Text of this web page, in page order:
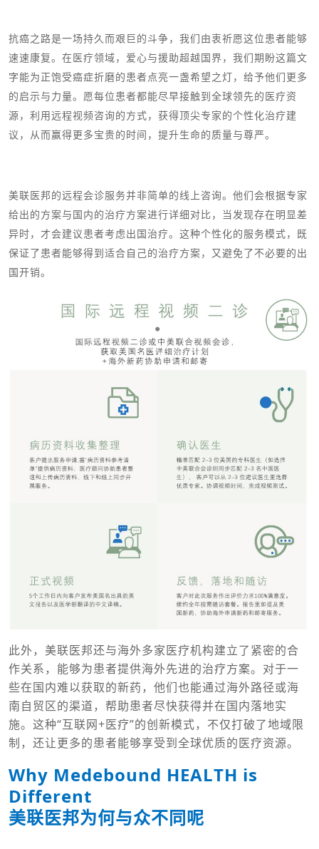
抗癌之路是一场持久而艰巨的斗争，我们由衷祈愿这位患者能够
速速康复。在医疗领域，爱心与援助超越国界，我们期盼这篇文
字能为正饱受癌症折磨的患者点亮一盏希望之灯，给予他们更多
的启示与力量。愿每位患者都能尽早接触到全球领先的医疗资
源，利用远程视频咨询的方式，获得顶尖专家的个性化治疗建
议，从而赢得更多宝贵的时间，提升生命的质量与尊严。
美联医邦的远程会诊服务并非简单的线上咨询。他们会根据专家
给出的方案与国内的治疗方案进行详细对比，当发现存在明显差
异时，才会建议患者考虑出国治疗。这种个性化的服务模式，既
保证了患者能够得到适合自己的治疗方案，又避免了不必要的出
国开销。
此外，美联医邦还与海外多家医疗机构建立了紧密的合
作关系，能够为患者提供海外先进的治疗方案。对于一
些在国内难以获取的新药，他们也能通过海外路径或海
南自贸区的渠道，帮助患者尽快获得并在国内落地实
施。这种“互联网+医疗”的创新模式，不仅打破了地域限
制，还让更多的患者能够享受到全球优质的医疗资源。
Why Medebound HEALTH is
Different
美联医邦为何与众不同呢